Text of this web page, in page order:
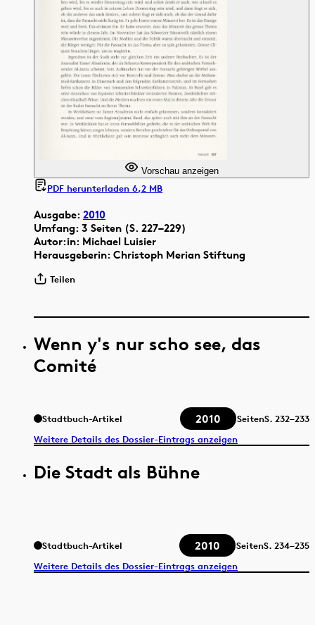
Ausgabe: 2010
Umfang: 3 Seiten (S. 227–229)
Autor:in: Michael Luisier
Herausgeberin: Christoph Merian Stiftung
Teilen
Vorschau anzeigen
PDF herunterladen 6,2 MB
Wenn y's nur scho see, das
Comité
Stadtbuch-Artikel 2010 SeitenS. 232–233
Weitere Details des Dossier-Eintrags anzeigen
Die Stadt als Bühne
Stadtbuch-Artikel 2010 SeitenS. 234–235
Weitere Details des Dossier-Eintrags anzeigen